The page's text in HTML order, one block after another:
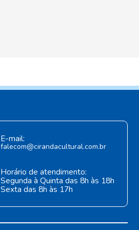
E-mail:
falecom@cirandacultural.com.br
Horário de atendimento:
Segunda à Quinta das 8h às 18h
Sexta das 8h às 17h